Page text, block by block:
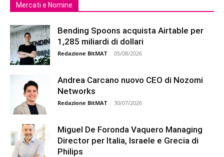
Mercati e Nomine
Bending Spoons acquista Airtable per
1,285 miliardi di dollari
Redazione BitMAT - 05/08/2026
Andrea Carcano nuovo CEO di Nozomi
Networks
Redazione BitMAT - 30/07/2026
Miguel De Foronda Vaquero Managing
Director per Italia, Israele e Grecia di
Philips